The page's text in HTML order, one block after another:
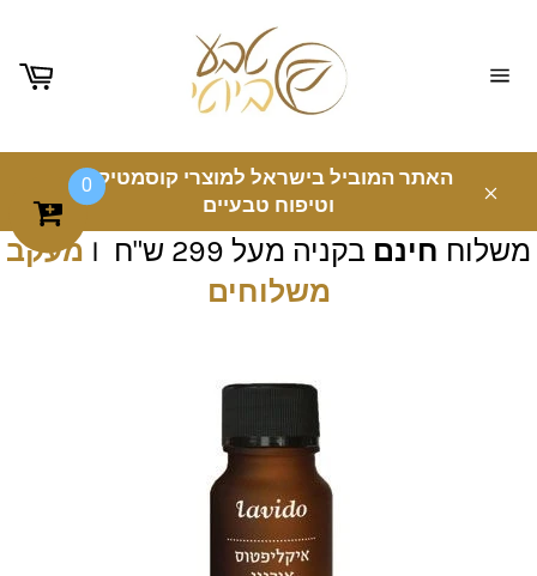
האתר המוביל בישראל למוצרי קוסמטיקה
וטיפוח טבעיים
משלוח חינם בקניה מעל 299 ש"ח I
מעקב
משלוחים
0